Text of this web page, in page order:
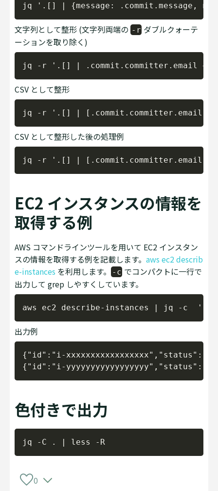
文字列として整形 (文字列両端の -r ダブルクォーテ
ーションを取り除く)
CSV として整形
CSV として整形した後の処理例
EC2 インスタンスの情報を
取得する例
AWS コマンドラインツールを用いて EC2 インスタン
スの情報を取得する例を記載します。 aws ec2 describ
e-instances を利用します。 -c でコンパクトに一行で
出力して grep しやすくしています。
出力例
{"id":"i-
色付きで出力
0